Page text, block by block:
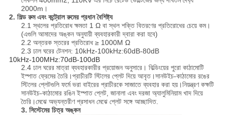
2000m।
2. শিল্ড রুম এবং কন্ট্রোল রুমের প্রধান বৈশিষ্ট্য
2.1 স্থলের প্রতিরোধ ক্ষমতা 1 Ω বা স্থল শক্তি বিতরণের প্রতিরোধের চেয়ে কম।
(এগুলি আমাদের অঙ্কন অনুযায়ী ব্যবহারকারী দ্বারা করা হবে)
2.2 অন্তরক স্তরের প্রতিরোধ ≥ 1000M Ω
2.3 ঢাল ঘরের টেনশন: 10kHz-100kHz:60dB-80dB
10kHz-100MHz:70dB-100dB
2.4 ঢাল ঘরের মাত্রা ব্যবহারকারীর প্রয়োজন অনুসারে। বিল্ডিংয়ের পুরো কাঠামোটি
ইস্পাত ফ্রেমের তৈরি।প্রাচীরটি স্টিলের প্লেট দিয়ে আবৃত।সানউইচ-কাঠামোর রঙের
স্টিলের প্লেটগুলি ফর্মে ভরা বাইরের প্রাচীরকে সাজাতে ব্যবহার করা হয়।নিয়ন্ত্রণ কক্ষটি
সানউইচ-কাঠামোর রঙিন ইস্পাত প্লেট, জানালা এবং দরজা অ্যালুমিনিয়াম খাদ দিয়ে
তৈরি।মেঝে অভ্যন্তরীণ প্রসাধন মেঝে প্লেট সঙ্গে আচ্ছাদিত.
3. সিস্টেমের চিত্র অঙ্কন